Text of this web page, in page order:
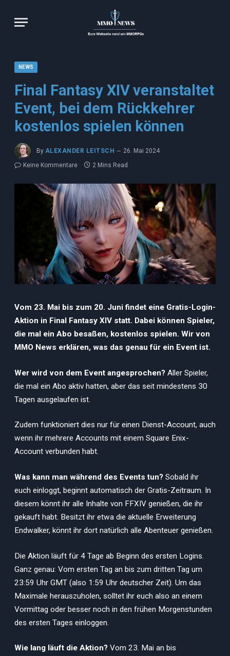
NEWS
Final Fantasy XIV veranstaltet
Event, bei dem Rückkehrer
kostenlos spielen können
By ALEXANDER LEITSCH
26. Mai 2024
Keine Kommentare
2 Mins Read
Vom 23. Mai bis zum 20. Juni findet eine Gratis-Login-
Aktion in Final Fantasy XIV statt. Dabei können Spieler,
die mal ein Abo besaßen, kostenlos spielen. Wir von
MMO News erklären, was das genau für ein Event ist.
Wer wird von dem Event angesprochen? Aller Spieler,
die mal ein Abo aktiv hatten, aber das seit mindestens 30
Tagen ausgelaufen ist.
Zudem funktioniert dies nur für einen Dienst-Account, auch
wenn ihr mehrere Accounts mit einem Square Enix-
Account verbunden habt.
Was kann man während des Events tun? Sobald ihr
euch einloggt, beginnt automatisch der Gratis-Zeitraum. In
diesem könnt ihr alle Inhalte von FFXIV genießen, die ihr
gekauft habt. Besitzt ihr etwa die aktuelle Erweiterung
Endwalker, könnt ihr dort natürlich alle Abenteuer genießen.
Die Aktion läuft für 4 Tage ab Beginn des ersten Logins.
Ganz genau: Vom ersten Tag an bis zum dritten Tag um
23:59 Uhr GMT (also 1:59 Uhr deutscher Zeit). Um das
Maximale herauszuholen, solltet ihr euch also an einem
Vormittag oder besser noch in den frühen Morgenstunden
des ersten Tages einloggen.
Wie lang läuft die Aktion? Vom 23. Mai an bis